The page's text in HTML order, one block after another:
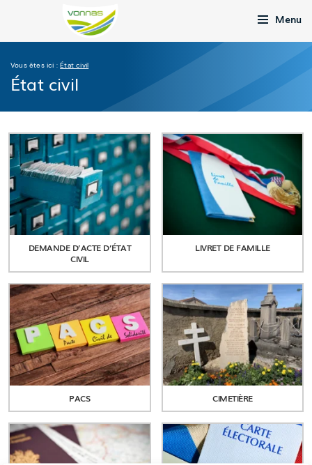
Menu
Vous êtes ici :État civil
État civil
DEMANDE D’ACTE D’ÉTAT
CIVIL
LIVRET DE FAMILLE
PACS CIMETIÈRE